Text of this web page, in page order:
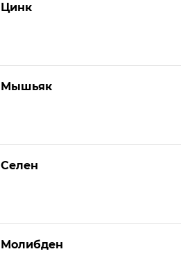
Цинк
Мышьяк
Селен
Молибден